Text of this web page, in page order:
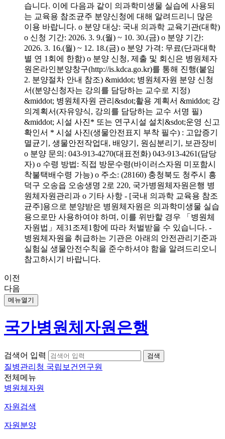
습니다. 이에 다음과 같이 의과학미생물 실습에 사용되
는 교육용 참조균주 분양신청에 대해 알려드리니 많은
이용 바랍니다. o 분양 대상: 국내 의과학 교육기관(대학)
o 신청 기간: 2026. 3. 9.(월) ~ 10. 30.(금) o 분양 기간:
2026. 3. 16.(월) ~ 12. 18.(금) o 분양 가격: 무료(단과대학
별 연 1회에 한함) o 분양 신청, 제출 및 회신은 병원체자
원온라인분양창구(http://is.kdca.go.kr)를 통해 진행(붙임
2. 분양절차 안내 참조) &middot; 병원체자원 분양 신청
서(분양신청자는 강의를 담당하는 교수로 지정)
&middot; 병원체자원 관리&sdot;활용 계획서 &middot; 강
의계획서(자유양식, 강의를 담당하는 교수 서명 필)
&middot; 시설 사진* 또는 연구시설 설치&sdot;운영 신고
확인서 * 시설 사진(생물안전표지 부착 필수) : 고압증기
멸균기, 생물안전작업대, 배양기, 원심분리기, 보관장비
o 분양 문의: 043-913-4270(대표전화) 043-913-4261(담당
자) o 수령 방법: 직접 방문수령(바이러스자원 미포함시
착불택배수령 가능) o 주소: (28160) 충청북도 청주시 흥
덕구 오송읍 오송생명 2로 220, 국가병원체자원은행 병
원체자원관리과 o 기타 사항 - [국내 의과학 교육용 참조
균주]용으로 분양받은 병원체자원은 의과학미생물 실습
용으로만 사용하여야 하며, 이를 위반할 경우 「병원체
자원법」제31조제1항에 따라 처벌받을 수 있습니다. -
병원체자원을 취급하는 기관은 아래의 안전관리기준과
실험실 생물안전수칙을 준수하셔야 함을 알려드리오니
참고하시기 바랍니다.
이전
다음
메뉴열기
국가병원체자원은행
검색어 입력
질병관리청 국립보건연구원
전체메뉴
병원체자원
자원검색
자원분양